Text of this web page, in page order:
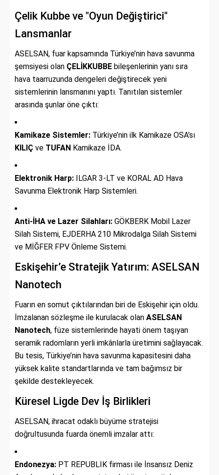
Çelik Kubbe ve "Oyun Değiştirici"
Lansmanlar
ASELSAN, fuar kapsamında Türkiye’nin hava savunma
şemsiyesi olan ÇELİKKUBBE bileşenlerinin yanı sıra
hava taarruzunda dengeleri değiştirecek yeni
sistemlerinin lansmanını yaptı. Tanıtılan sistemler
arasında şunlar öne çıktı:
Kamikaze Sistemler: Türkiye’nin ilk Kamikaze OSA’sı
KILIÇ ve TUFAN Kamikaze İDA.
Elektronik Harp: ILGAR 3-LT ve KORAL AD Hava
Savunma Elektronik Harp Sistemleri.
Anti-İHA ve Lazer Silahları: GÖKBERK Mobil Lazer
Silah Sistemi, EJDERHA 210 Mikrodalga Silah Sistemi
ve MİĞFER FPV Önleme Sistemi.
Eskişehir’e Stratejik Yatırım: ASELSAN
Nanotech
Fuarın en somut çıktılarından biri de Eskişehir için oldu.
İmzalanan sözleşme ile kurulacak olan ASELSAN
Nanotech, füze sistemlerinde hayati önem taşıyan
seramik radomların yerli imkânlarla üretimini sağlayacak.
Bu tesis, Türkiye’nin hava savunma kapasitesini daha
yüksek kalite standartlarında ve tam bağımsız bir
şekilde destekleyecek.
Küresel Ligde Dev İş Birlikleri
ASELSAN, ihracat odaklı büyüme stratejisi
doğrultusunda fuarda önemli imzalar attı:
Endonezya: PT REPUBLIK firması ile İnsansız Deniz